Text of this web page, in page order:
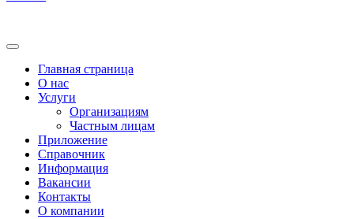
Главная страница
О нас
Услуги
Организациям
Частным лицам
Приложение
Справочник
Информация
Вакансии
Контакты
О компании